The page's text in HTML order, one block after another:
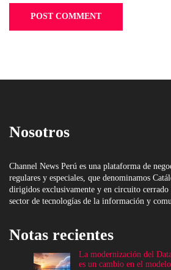
Nosotros
Channel News Perú es una plataforma de
regulares y especiales, que denominamos
dirigidos exclusivamente y en circuito
sector de tecnologías de la información y
Notas recientes
La modernización del
es un cambio en el